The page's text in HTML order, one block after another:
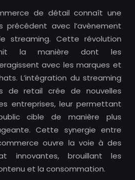
de détail connaît une
précédent avec l’avènement
streaming. Cette révolution
la manière dont les
avec les marques et
L’intégration du streaming
de retail crée de nouvelles
entreprises, leur permettant
cible de manière plus
Cette synergie entre
ouvre la voie à des
innovantes, brouillant les
et la consommation.